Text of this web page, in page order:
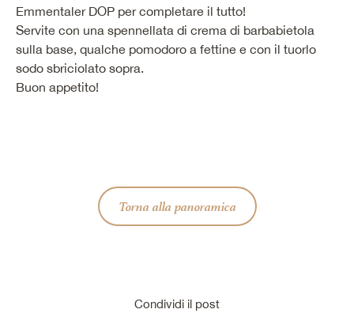
Emmentaler DOP per completare il tutto!
Servite con una spennellata di crema di barbabietola
sulla base, qualche pomodoro a fettine e con il tuorlo
sodo sbriciolato sopra.
Buon appetito!
Torna alla panoramica
Condividi il post